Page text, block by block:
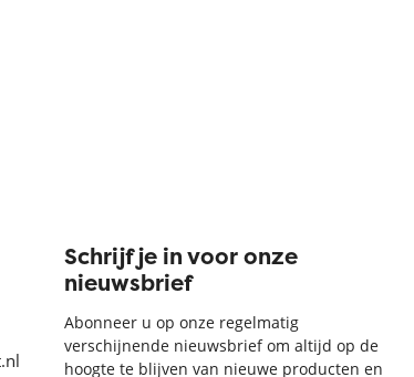
Schrijf je in voor onze
nieuwsbrief
Abonneer u op onze regelmatig
verschijnende nieuwsbrief om altijd op de
hoogte te blijven van nieuwe producten en